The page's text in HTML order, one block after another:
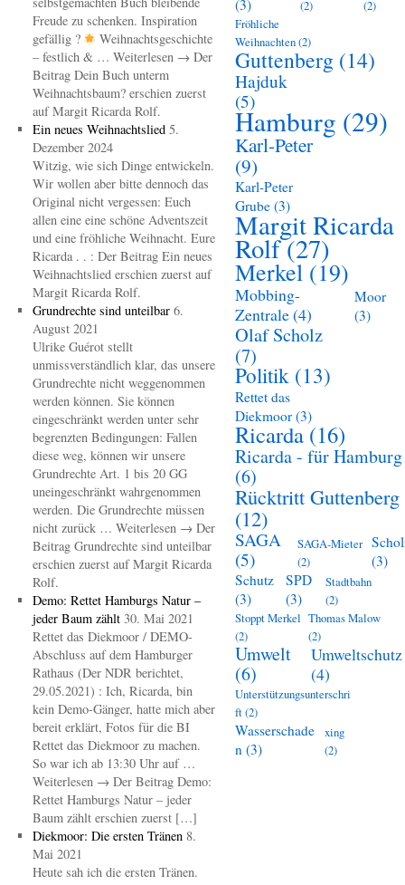
Freude zu schenken. Inspiration
gefällig ?
Weihnachtsgeschichte
– festlich & … Weiterlesen → Der
Beitrag Dein Buch unterm
Weihnachtsbaum? erschien zuerst
auf Margit Ricarda Rolf.
Ein neues Weihnachtslied 5.
Dezember 2024
Witzig, wie sich Dinge entwickeln.
Wir wollen aber bitte dennoch das
Original nicht vergessen: Euch
allen eine eine schöne Adventszeit
und eine fröhliche Weihnacht. Eure
Ricarda . . : Der Beitrag Ein neues
Weihnachtslied erschien zuerst auf
Margit Ricarda Rolf.
Grundrechte sind unteilbar 6.
August 2021
Ulrike Guérot stellt
unmissverständlich klar, das unsere
Grundrechte nicht weggenommen
werden können. Sie können
eingeschränkt werden unter sehr
begrenzten Bedingungen: Fallen
diese weg, können wir unsere
Grundrechte Art. 1 bis 20 GG
uneingeschränkt wahrgenommen
werden. Die Grundrechte müssen
nicht zurück … Weiterlesen → Der
Beitrag Grundrechte sind unteilbar
erschien zuerst auf Margit Ricarda
Rolf.
Demo: Rettet Hamburgs Natur –
jeder Baum zählt 30. Mai 2021
Rettet das Diekmoor / DEMO-
Abschluss auf dem Hamburger
Rathaus (Der NDR berichtet,
29.05.2021) : Ich, Ricarda, bin
kein Demo-Gänger, hatte mich aber
bereit erklärt, Fotos für die BI
Rettet das Diekmoor zu machen.
So war ich ab 13:30 Uhr auf …
Weiterlesen → Der Beitrag Demo:
Rettet Hamburgs Natur – jeder
Baum zählt erschien zuerst […]
Diekmoor: Die ersten Tränen 8.
Mai 2021
Heute sah ich die ersten Tränen.
(3) (2)
(2)
Fröhliche
Weihnachten(2)
Guttenberg (14)
Hajduk
(5)
Hamburg (29)
Karl-Peter
(9)
Karl-Peter
Grube (3)
Margit Ricarda
Rolf(27)
Merkel (19)
Mobbing-
Zentrale(4)
Moor
(3)
Olaf Scholz
(7)
Politik (13)
Rettet das
Diekmoor (3)
Ricarda (16)
Ricarda - für Hamburg
(6)
Rücktritt Guttenberg
(12)
SAGA
(5)
SAGA-Mieter
(2)
(3)
Schutz
(3)
SPD
(3)
Stadtbahn
(2)
Stoppt Merkel
(2)
Thomas Malow
(2)
Umwelt
(6)
Umweltschutz
(4)
Unterstützungsunterschri
ft(2)
Wasserschade
n (3)
xing
(2)